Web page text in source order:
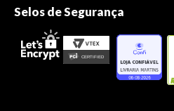
Selos de Segurança